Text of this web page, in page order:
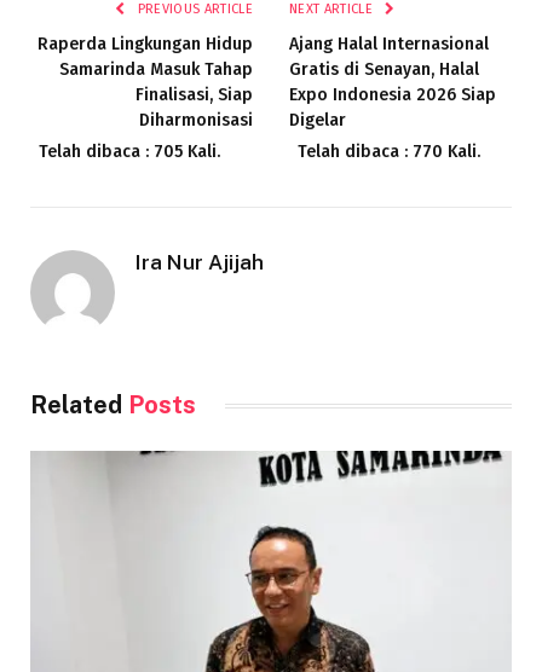
PREVIOUS ARTICLE
Raperda Lingkungan Hidup
Samarinda Masuk Tahap
Finalisasi, Siap
Diharmonisasi
Telah dibaca : 705 Kali.
NEXT ARTICLE
Ajang Halal Internasional
Gratis di Senayan, Halal
Expo Indonesia 2026 Siap
Digelar
Telah dibaca : 770 Kali.
Ira Nur Ajijah
Related Posts